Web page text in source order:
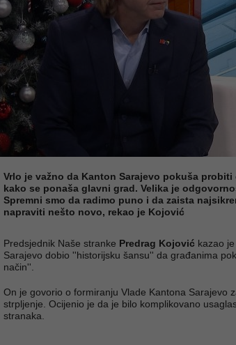
Vrlo je važno da Kanton Sarajevo pokuša probiti
kako se ponaša glavni grad. Velika je
Spremni smo da radimo puno i da zaista
napraviti nešto novo, rekao je Kojović
Predsjednik Naše stranke Predrag Kojović kazao
Sarajevo dobio ''historijsku šansu'' da građanima
način''.
On je govorio o formiranju Vlade Kantona Sarajevo
strpljenje. Ocijenio je da je bilo komplikovano
stranaka.